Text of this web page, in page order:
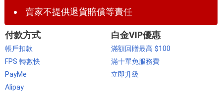
賣家不提供退貨賠償等責任
付款方式
帳戶扣款
FPS 轉數快
PayMe
Alipay
白金VIP優惠
滿額回贈最高 $100
滿十單免服務費
立即升級